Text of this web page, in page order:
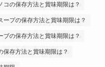
コの保存方法と賞味期限は？
ープの保存方法と賞味期限は？
ブの保存方法と賞味期限は？
保存方法と賞味期限は？